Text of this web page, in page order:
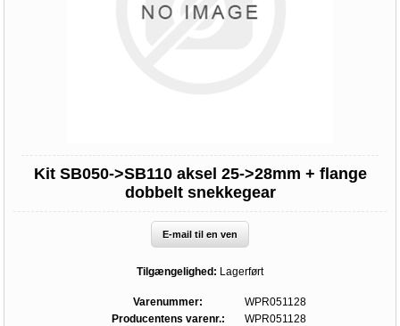
Kit SB050->SB110 aksel 25->28mm + flange
dobbelt snekkegear
E-mail til en ven
Tilgængelighed: Lagerført
Varenummer:
WPR051128
Producentens varenr.:
WPR051128